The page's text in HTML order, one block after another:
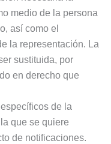
medio de la persona
así como el
la representación. La
sustituida, por
en derecho que
de la
que se quiere
de notificaciones.